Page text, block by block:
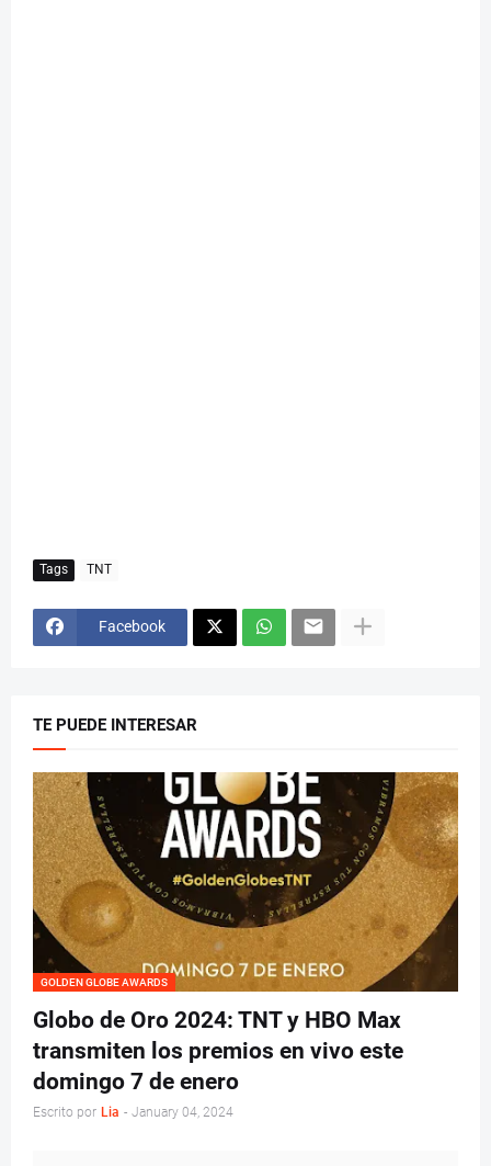
Tags TNT
Facebook
TE PUEDE INTERESAR
GOLDEN GLOBE AWARDS
Globo de Oro 2024: TNT y HBO Max
transmiten los premios en vivo este
domingo 7 de enero
Escrito por Lia - January 04, 2024